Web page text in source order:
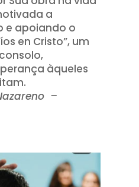
a
e apoiando o
en Cristo”, um
àqueles
–